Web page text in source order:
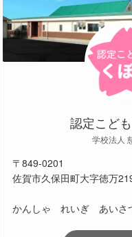
認定こど
学校法人
〒849-0201
佐賀市久保田町大字徳万
かんしゃ れいぎ あいさ